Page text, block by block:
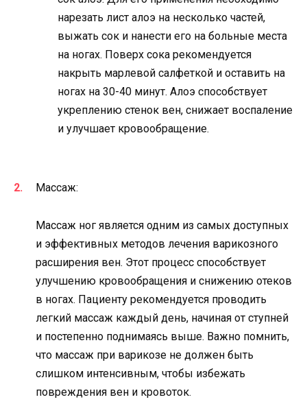
нарезать лист алоэ на несколько частей,
выжать сок и нанести его на больные места
на ногах. Поверх сока рекомендуется
накрыть марлевой салфеткой и оставить на
ногах на 30-40 минут. Алоэ способствует
укреплению стенок вен, снижает воспаление
и улучшает кровообращение.
Массаж:
Массаж ног является одним из самых доступных
и эффективных методов лечения варикозного
расширения вен. Этот процесс способствует
улучшению кровообращения и снижению отеков
в ногах. Пациенту рекомендуется проводить
легкий массаж каждый день, начиная от ступней
и постепенно поднимаясь выше. Важно помнить,
что массаж при варикозе не должен быть
слишком интенсивным, чтобы избежать
повреждения вен и кровоток.